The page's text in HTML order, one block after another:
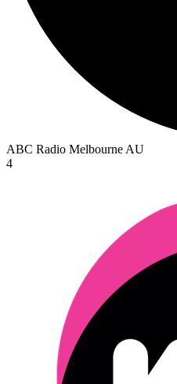
ABC Radio Melbourne AU
4